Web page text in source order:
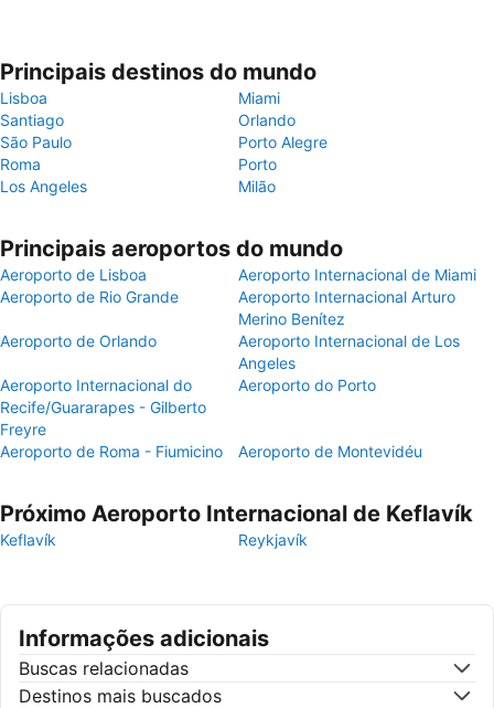
Principais destinos do mundo
Lisboa
Miami
Santiago
Orlando
São Paulo
Porto Alegre
Roma
Porto
Los Angeles
Milão
Principais aeroportos do mundo
Aeroporto de Lisboa
Aeroporto Internacional de Miami
Aeroporto de Rio Grande
Aeroporto Internacional Arturo
Merino Benítez
Aeroporto de Orlando
Aeroporto Internacional de Los
Angeles
Aeroporto Internacional do
Recife/Guararapes - Gilberto
Freyre
Aeroporto do Porto
Aeroporto de Roma - Fiumicino Aeroporto de Montevidéu
Próximo Aeroporto Internacional de Keflavík
Keflavík Reykjavík
Informações adicionais
Buscas relacionadas
Destinos mais buscados